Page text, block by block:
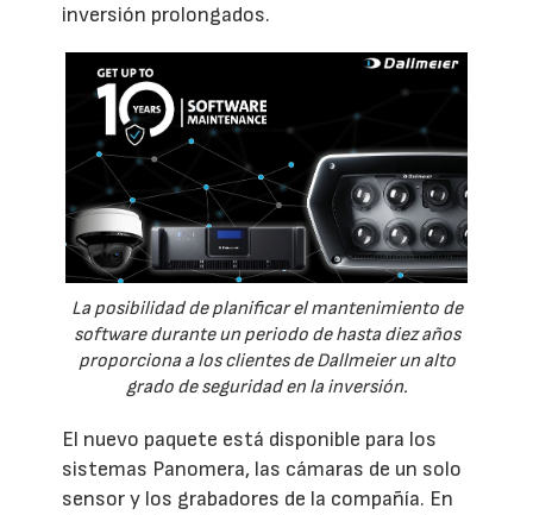
inversión prolongados.
La posibilidad de planificar el mantenimiento de
software durante un periodo de hasta diez años
proporciona a los clientes de Dallmeier un alto
grado de seguridad en la inversión.
El nuevo paquete está disponible para los
sistemas Panomera, las cámaras de un solo
sensor y los grabadores de la compañía. En